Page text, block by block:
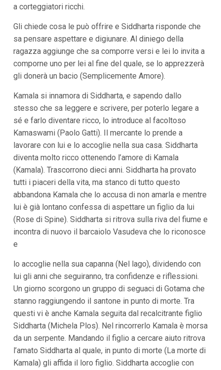
a corteggiatori ricchi.
Gli chiede cosa le può offrire e Siddharta risponde che
sa pensare aspettare e digiunare. Al diniego della
ragazza aggiunge che sa comporre versi e lei lo invita a
comporne uno per lei al fine del quale, se lo apprezzerà
gli donerà un bacio (Semplicemente Amore).
Kamala si innamora di Siddharta, e sapendo dallo
stesso che sa leggere e scrivere, per poterlo legare a
sé e farlo diventare ricco, lo introduce al facoltoso
Kamaswami (Paolo Gatti). Il mercante lo prende a
lavorare con lui e lo accoglie nella sua casa. Siddharta
diventa molto ricco ottenendo l’amore di Kamala
(Kamala). Trascorrono dieci anni. Siddharta ha provato
tutti i piaceri della vita, ma stanco di tutto questo
abbandona Kamala che lo accusa di non amarla e mentre
lui è già lontano confessa di aspettare un figlio da lui
(Rose di Spine). Siddharta si ritrova sulla riva del fiume e
incontra di nuovo il barcaiolo Vasudeva che lo riconosce
e
lo accoglie nella sua capanna (Nel lago), dividendo con
lui gli anni che seguiranno, tra confidenze e riflessioni.
Un giorno scorgono un gruppo di seguaci di Gotama che
stanno raggiungendo il santone in punto di morte. Tra
questi vi è anche Kamala seguita dal recalcitrante figlio
Siddharta (Michela Plos). Nel rincorrerlo Kamala è morsa
da un serpente. Mandando il figlio a cercare aiuto ritrova
l’amato Siddharta al quale, in punto di morte (La morte di
Kamala) gli affida il loro figlio. Siddharta accoglie con